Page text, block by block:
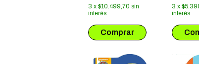
3 x $10.499,70 sin
interés
3 x
interés